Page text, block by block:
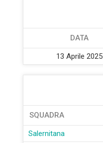
DATA
13 Aprile 2025
SQUADRA
Salernitana